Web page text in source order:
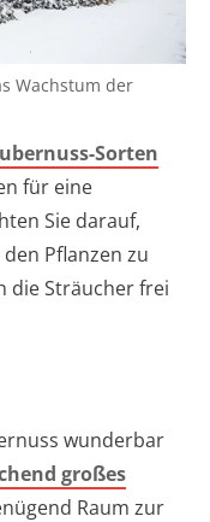
Wachstum der
Sorten
für eine
Sie darauf,
Pflanzen zu
die Sträucher frei
wunderbar
großes
Raum zur